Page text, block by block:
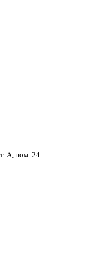
А, пом. 24